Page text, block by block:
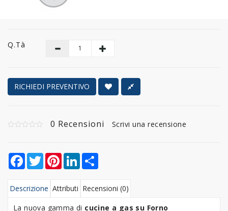
Q.tà
RICHIEDI PREVENTIVO
0 Recensioni Scrivi una recensione
Facebook
TwitterPinterestLinkedIn
Descrizione Attributi Recensioni (0)
La nuova gamma di cucine a gas su Forno